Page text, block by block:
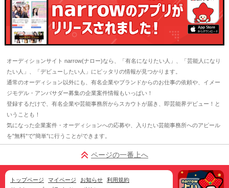
オーディションサイト narrow(ナロー)なら、「有名になりたい人」、「芸能人になり
たい人」、「デビューしたい人」にピッタリの情報が見つかります。
通常のオーディション以外にも、有名企業やブランドからのお仕事の依頼や、イメー
ジモデル・アンバサダー募集の企業案件情報もいっぱい！
登録するだけで、有名企業や芸能事務所からスカウトが届き、即芸能界デビュー！と
いうことも！
気になった企業案件・オーディションへの応募や、入りたい芸能事務所へのアピール
を"無料"で"簡単"に行うことができます。
ページの一番上へ
トップページ マイページ お知らせ
利用規約